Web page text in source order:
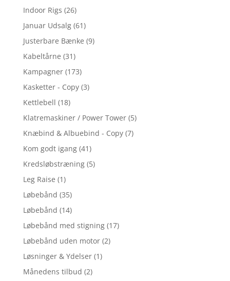
Indoor Rigs (26)
Januar Udsalg (61)
Justerbare Bænke (9)
Kabeltårne (31)
Kampagner (173)
Kasketter - Copy (3)
Kettlebell (18)
Klatremaskiner / Power Tower (5)
Knæbind & Albuebind - Copy (7)
Kom godt igang (41)
Kredsløbstræning (5)
Leg Raise (1)
Løbebånd (35)
Løbebånd (14)
Løbebånd med stigning (17)
Løbebånd uden motor (2)
Løsninger & Ydelser (1)
Månedens tilbud (2)